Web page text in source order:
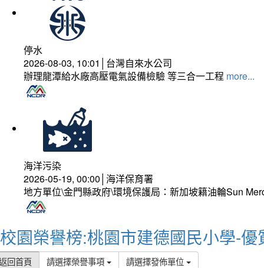
停水
2026-08-03, 10:01│台灣自來水公司
辦理龍潭給水廠高壓電氣設備檢驗 等三合一工程 more...
海洋污染
2026-05-19, 00:00│海洋保育署
地方單位\金門縣政府\環境保護局：新加坡籍油輪Sun
校園榮譽榜:桃園市建德國民小學-優
回首頁 請選擇榮譽事項 請選擇發佈單位